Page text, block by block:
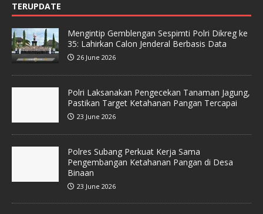
TERUPDATE
Mengintip Gemblengan Sespimti Polri Dikreg ke
35: Lahirkan Calon Jenderal Berbasis Data
26 June 2026
Polri Laksanakan Pengecekan Tanaman Jagung,
Pastikan Target Ketahanan Pangan Tercapai
23 June 2026
Polres Subang Perkuat Kerja Sama
Pengembangan Ketahanan Pangan di Desa
Binaan
23 June 2026